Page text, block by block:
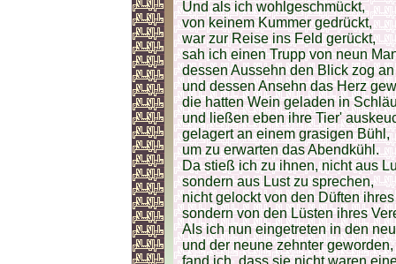
Und als ich wohlgeschmückt,
von keinem Kummer gedrückt,
war zur Reise ins Feld gerückt,
sah ich einen Trupp von neun
dessen Aussehn den Blick zog an
und dessen Ansehn das Herz
die hatten Wein geladen in
und ließen eben ihre Tier'
gelagert an einem grasigen Bühl,
um zu erwarten das Abendkühl.
Da stieß ich zu ihnen, nicht aus
sondern aus Lust zu sprechen,
nicht gelockt von den Düften
sondern von den Lüsten ihres
Als ich nun eingetreten in den
und der neune zehnter geworden,
fand ich, dass sie nicht waren